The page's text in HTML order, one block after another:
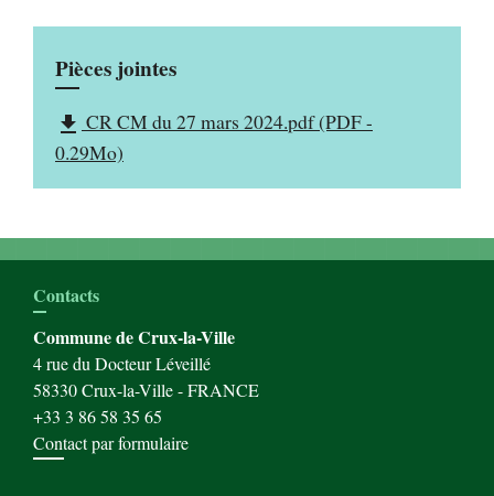
Pièces jointes
file_download CR CM du 27 mars 2024.pdf (PDF -
0.29Mo)
Contacts
Commune de Crux-la-Ville
4 rue du Docteur Léveillé
58330 Crux-la-Ville - FRANCE
+33 3 86 58 35 65
Contact par formulaire